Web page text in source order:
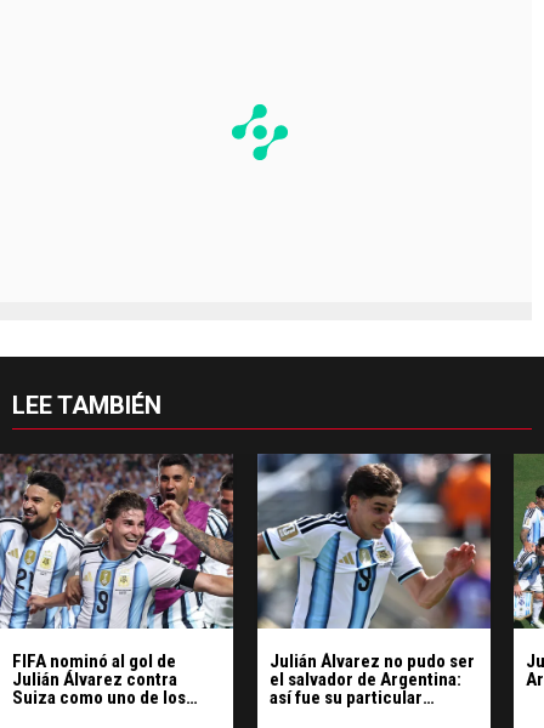
LEE TAMBIÉN
FIFA nominó al gol de
Julián Álvarez contra
Suiza como uno de los
Julián Álvarez no pudo ser
el salvador de Argentina:
así fue su particular